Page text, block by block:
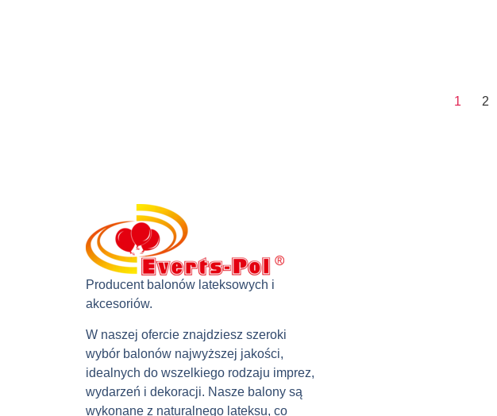
1 2
Producent balonów lateksowych i
akcesoriów.
W naszej ofercie znajdziesz szeroki
wybór balonów najwyższej jakości,
idealnych do wszelkiego rodzaju imprez,
wydarzeń i dekoracji. Nasze balony są
wykonane z naturalnego lateksu, co